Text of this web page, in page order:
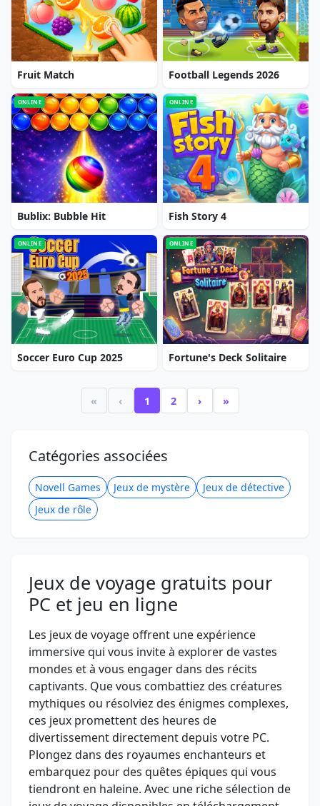
Fruit Match Football Legends 2026
ONLINE
Bublix: Bubble Hit
ONLINE
Fish Story 4
ONLINE
Soccer Euro Cup 2025
ONLINE
Fortune's Deck Solitaire
« ‹ 1 2 › »
Catégories associées
Novell Games Jeux de mystère
Jeux de détective
Jeux de rôle
Jeux de voyage gratuits pour
PC et jeu en ligne
Les jeux de voyage offrent une expérience
immersive qui vous invite à explorer de vastes
mondes et à vous engager dans des récits
captivants. Que vous combattiez des créatures
mythiques ou résolviez des énigmes complexes,
ces jeux promettent des heures de
divertissement directement depuis votre PC.
Plongez dans des royaumes enchanteurs et
embarquez pour des quêtes épiques qui vous
tiendront en haleine. Avec une riche sélection de